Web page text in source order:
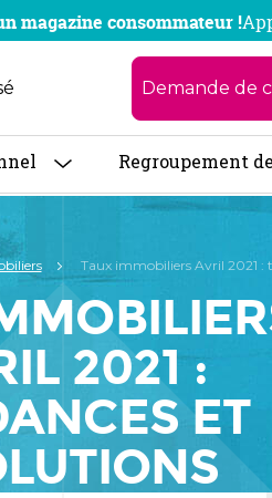
magazine consommateur !
Demande de
Regroupement
Taux immobiliers Avril 2021 :
2021 :
ET